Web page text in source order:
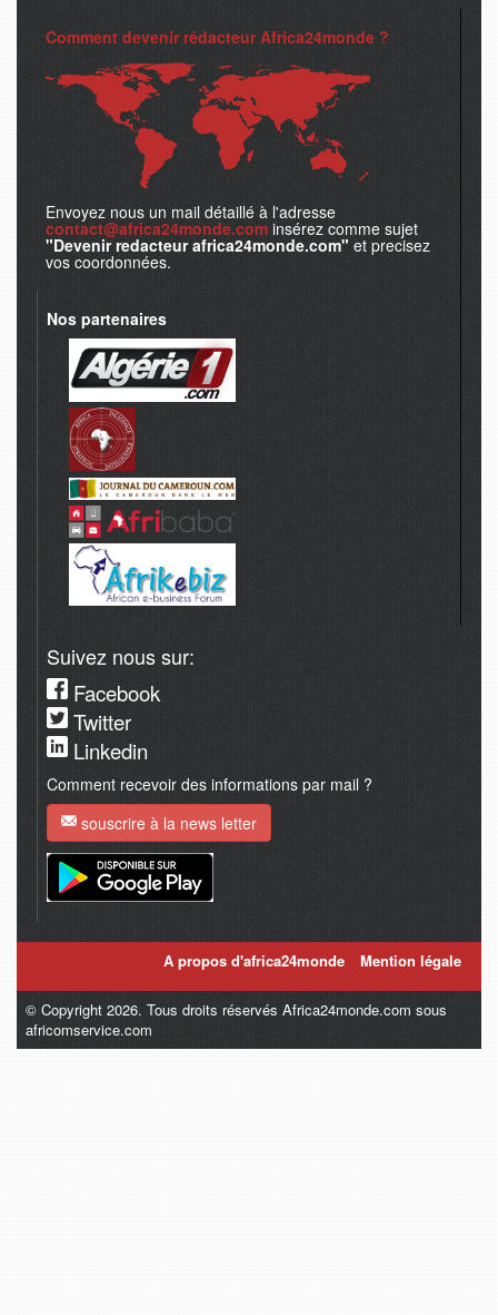
Comment devenir rédacteur Africa24monde ?
Envoyez nous un mail détaillé à l'adresse
contact@africa24monde.com insérez comme sujet
"Devenir redacteur africa24monde.com" et precisez
vos coordonnées.
Nos partenaires
Suivez nous sur:
Facebook
Twitter
Linkedin
Comment recevoir des informations par mail ?
souscrire à la news letter
A propos d'africa24monde Mention légale
© Copyright 2026. Tous droits réservés Africa24monde.com sous
africomservice.com